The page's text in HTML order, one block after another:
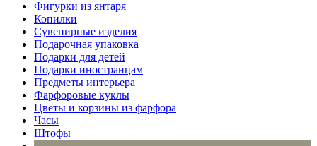
Фигурки из янтаря
Копилки
Сувенирные изделия
Подарочная упаковка
Подарки для детей
Подарки иностранцам
Предметы интерьера
Фарфоровые куклы
Цветы и корзины из фарфора
Часы
Штофы